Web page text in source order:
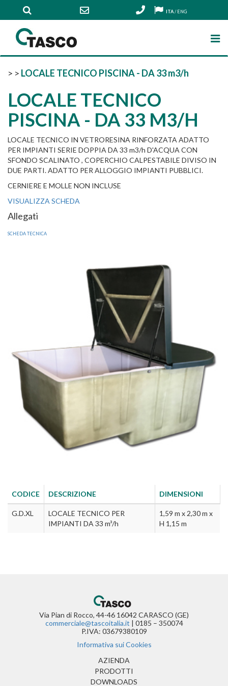
ITA/ENG
> > LOCALE TECNICO PISCINA - DA 33 m3/h
LOCALE TECNICO
PISCINA - DA 33 M3/H
LOCALE TECNICO IN VETRORESINA RINFORZATA ADATTO
PER IMPIANTI SERIE DOPPIA DA 33 m3/h D'ACQUA CON
SFONDO SCALINATO , COPERCHIO CALPESTABILE DIVISO IN
DUE PARTI. ADATTO PER ALLOGGIO IMPIANTI PUBBLICI.
CERNIERE E MOLLE NON INCLUSE
VISUALIZZA SCHEDA
Allegati
SCHEDA TECNICA
CODICE DESCRIZIONE DIMENSIONI
G.D.XL
LOCALE TECNICO PER
IMPIANTI DA 33 m³/h
1,59 m x 2,30 m x
H 1,15 m
Via Pian di Rocco, 44-46 16042 CARASCO (GE)
commerciale@tascoitalia.it | 0185 – 350074
P.IVA: 03679380109
Informativa sui Cookies
AZIENDA
PRODOTTI
DOWNLOADS